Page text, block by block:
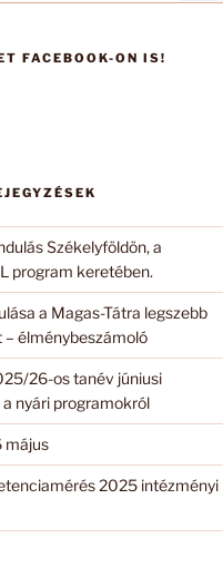
FACEBOOK-ON IS!
Székelyföldön, a
program keretében.
a Magas-Tátra legszebb
– élménybeszámoló
26-os tanév júniusi
nyári programokról
május
2025 intézményi